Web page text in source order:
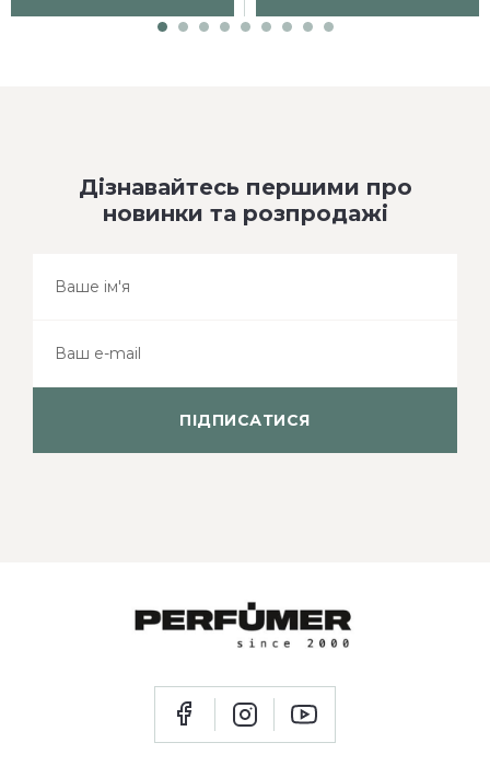
Дізнавайтесь першими про
новинки та розпродажі
ПІДПИСАТИСЯ